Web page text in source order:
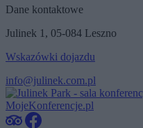
Dane kontaktowe
Julinek 1, 05-084 Leszno
Wskazówki dojazdu
info@julinek.com.pl